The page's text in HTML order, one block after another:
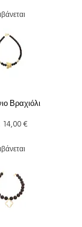
Βραχιόλι
τιμή
Τιμή Έκπτωσης
14,00 €